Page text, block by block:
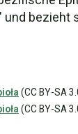
und bezieht
(CC BY-SA
(CC BY-SA